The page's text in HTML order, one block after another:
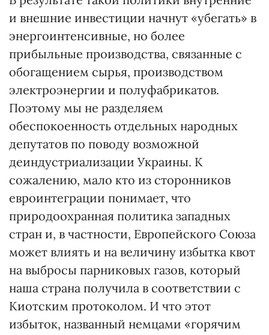
и внешние инвестиции начнут «убегать» в
энергоинтенсивные, но более
прибыльные производства, связанные с
обогащением сырья, производством
электроэнергии и полуфабрикатов.
Поэтому мы не разделяем
обеспокоенность отдельных народных
депутатов по поводу возможной
деиндустриализации Украины. К
сожалению, мало кто из сторонников
евроинтеграции понимает, что
природоохранная политика западных
стран и, в частности, Европейского Союза
может влиять и на величину избытка квот
на выбросы парниковых газов, который
наша страна получила в соответствии с
Киотским протоколом. И что этот
избыток, названный немцами «горячим